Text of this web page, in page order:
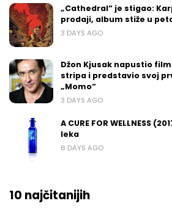
„Cathedral“ je stigao:
prodaji, album stiže u
3 DAYS AGO
Džon Kjusak napustio
stripa i predstavio svoj
„Momo“
3 DAYS AGO
A CURE FOR WELLNESS
leka
8 DAYS AGO
10 najčitanijih